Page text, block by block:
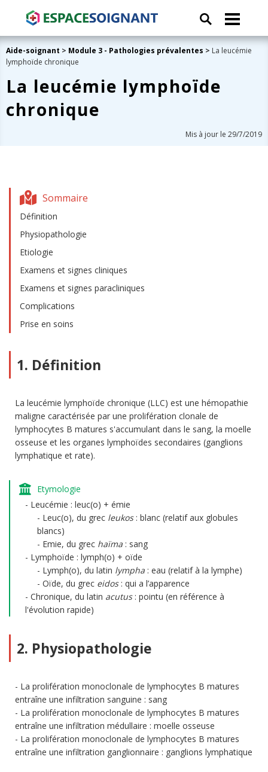
Aide-soignant > Module 3 - Pathologies prévalentes > La leucémie
lymphoïde chronique
La leucémie lymphoïde
chronique
Mis à jour le 29/7/2019
Sommaire
Définition
Physiopathologie
Etiologie
Examens et signes cliniques
Examens et signes paracliniques
Complications
Prise en soins
1. Définition
La leucémie lymphoïde chronique (LLC) est une hémopathie
maligne caractérisée par une prolifération clonale de
lymphocytes B matures s'accumulant dans le sang, la moelle
osseuse et les organes lymphoïdes secondaires (ganglions
lymphatique et rate).
Etymologie
Leucémie : leuc(o) + émie
Leuc(o), du grec leukos: blanc (relatif aux globules
blancs)
Emie, du grec haïma : sang
Lymphoïde : lymph(o) + oïde
Lymph(o), du latin lympha : eau (relatif à la lymphe)
Oïde, du grec eidos: qui a l’apparence
Chronique, du latin acutus: pointu (en référence à
l'évolution rapide)
2. Physiopathologie
La prolifération monoclonale de lymphocytes B matures
entraîne une infiltration sanguine : sang
La prolifération monoclonale de lymphocytes B matures
entraîne une infiltration médullaire : moelle osseuse
La prolifération monoclonale de lymphocytes B matures
entraîne une infiltration ganglionnaire : ganglions lymphatique